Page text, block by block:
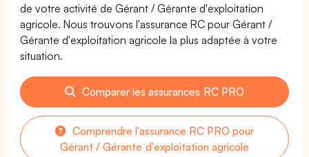
de votre activité de Gérant / Gérante d'exploitation
agricole. Nous trouvons l'assurance RC pour Gérant /
Gérante d'exploitation agricole la plus adaptée à votre
situation.
Comparer les assurances RC PRO
Comprendre l'assurance RC PRO pour
Gérant / Gérante d'exploitation agricole